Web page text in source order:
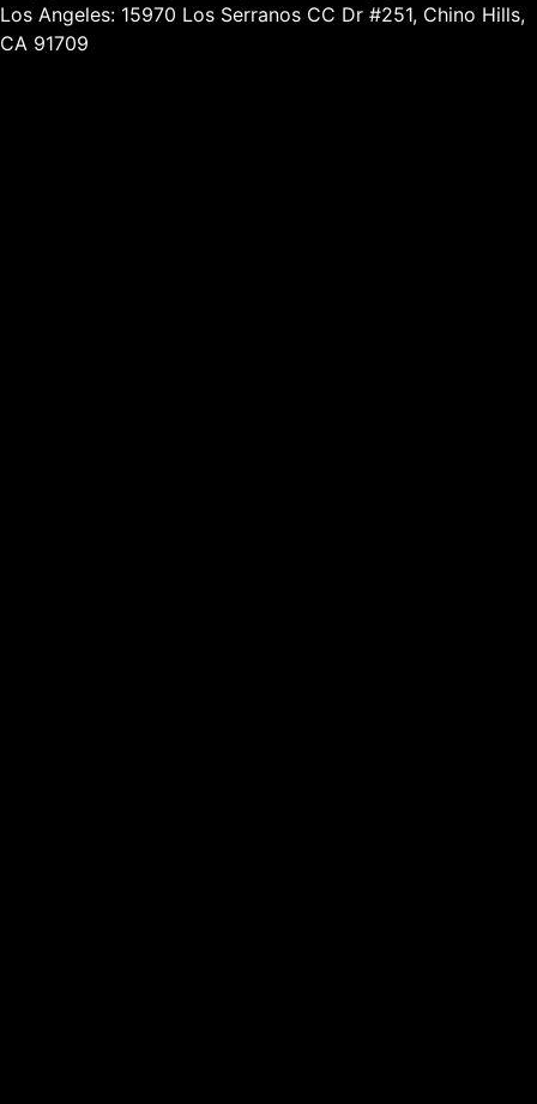
Los Angeles: 15970 Los Serranos CC Dr #251, Chino Hills,
CA 91709